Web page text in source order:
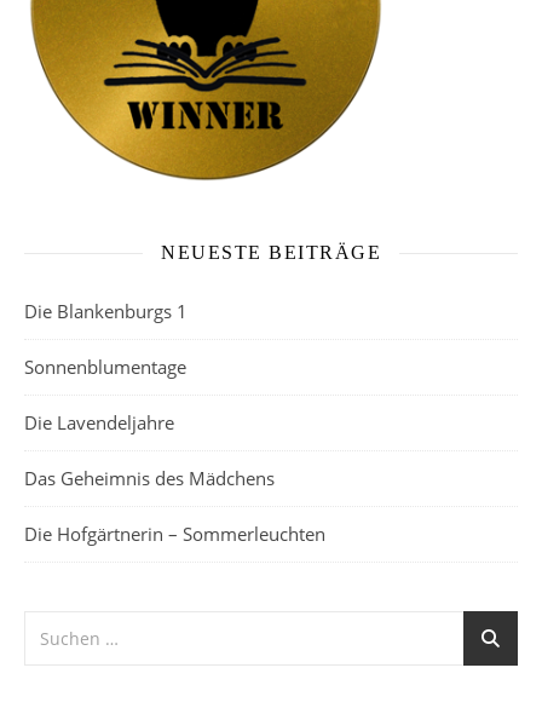
NEUESTE BEITRÄGE
Die Blankenburgs 1
Sonnenblumentage
Die Lavendeljahre
Das Geheimnis des Mädchens
Die Hofgärtnerin – Sommerleuchten